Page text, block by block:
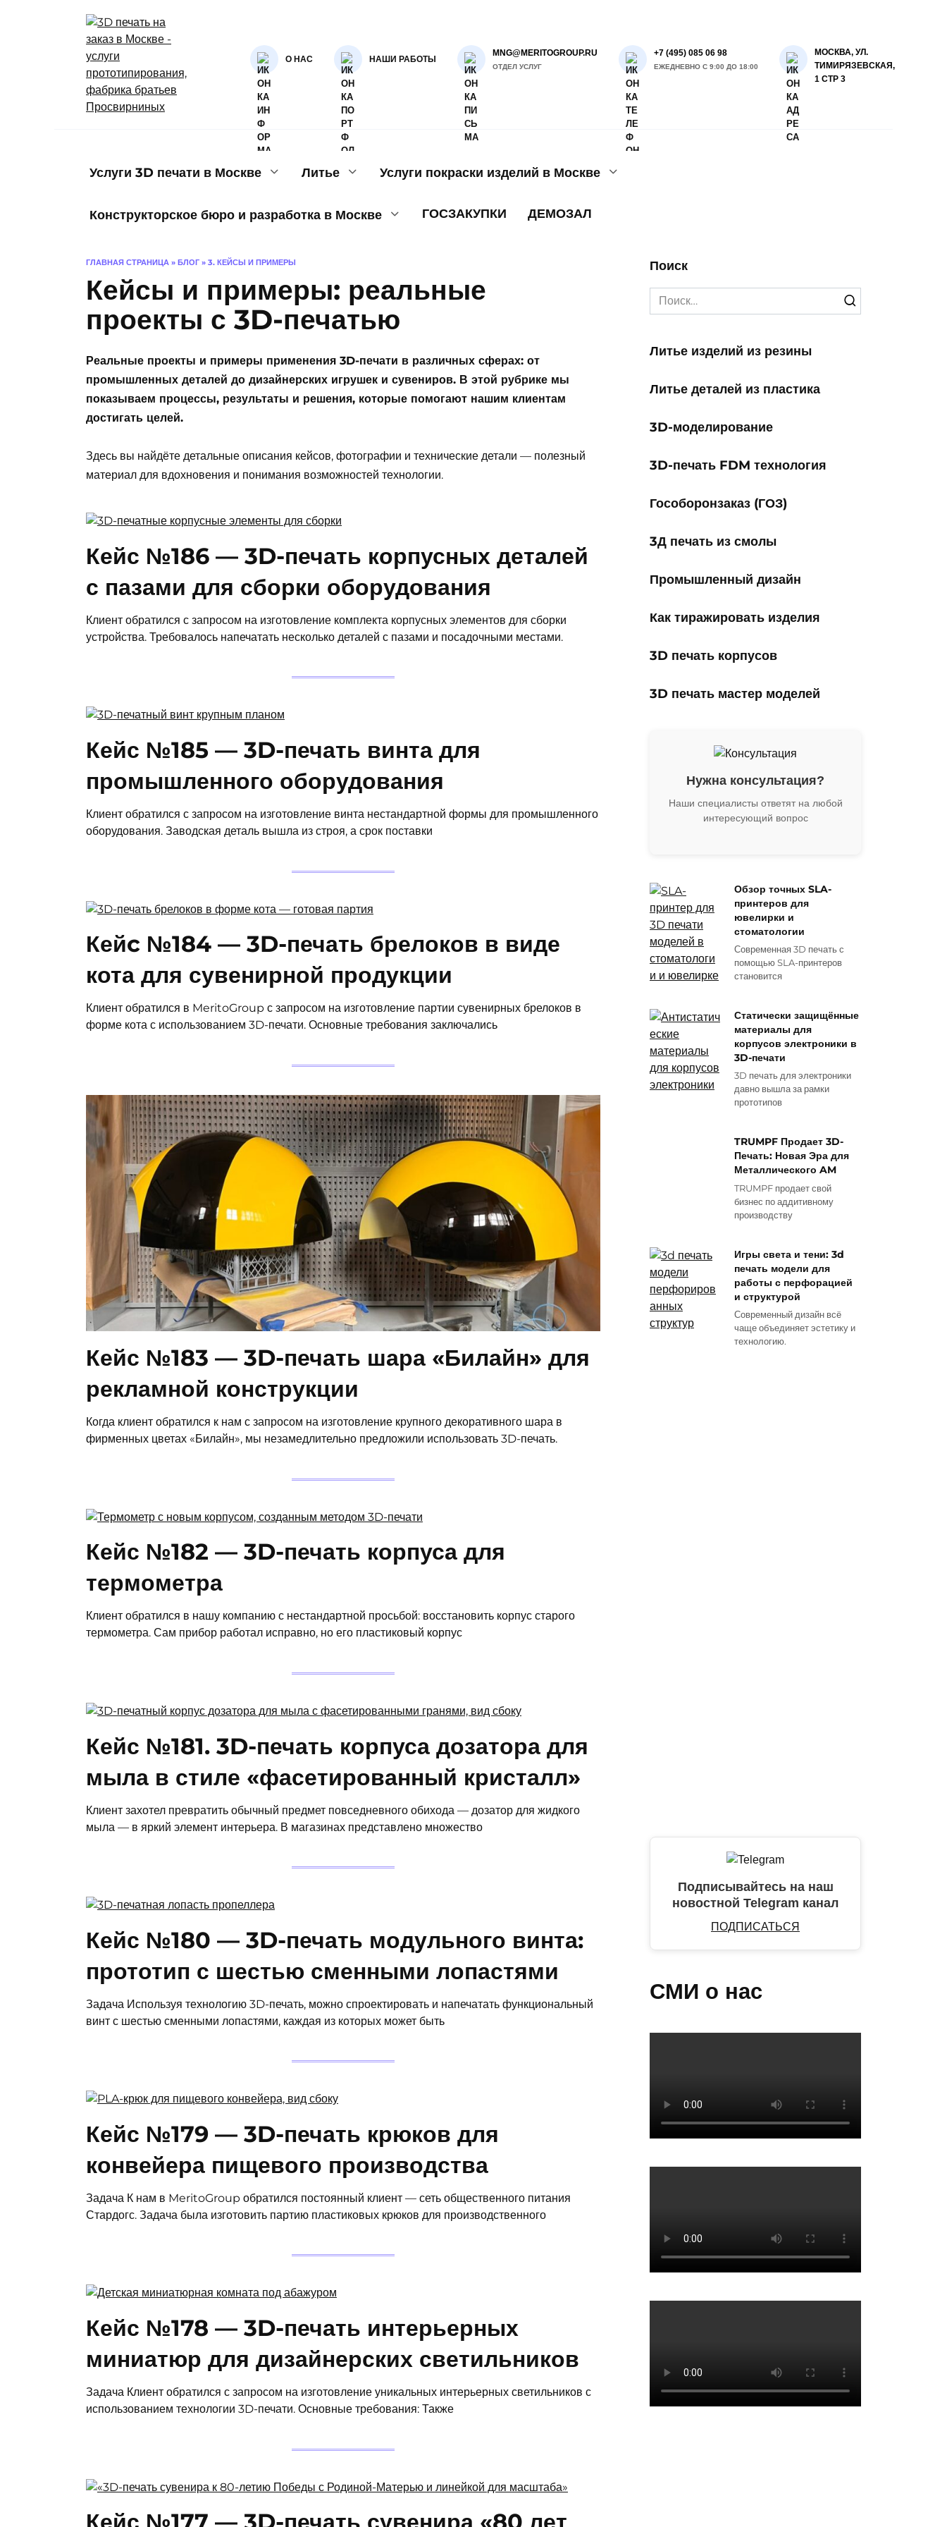
О НАС НАШИ РАБОТЫ
MNG@MERITOGROUP.RU
ОТДЕЛ УСЛУГ
+7 (495) 085 06 98
ЕЖЕДНЕВНО С 9:00 ДО 18:00
МОСКВА, УЛ.
ТИМИРЯЗЕВСКАЯ,
1 СТР 3
Услуги 3D печати в Москве Литье Услуги покраски изделий в Москве
Конструкторское бюро и разработка в Москве ГОСЗАКУПКИ ДЕМОЗАЛ
ГЛАВНАЯ СТРАНИЦА » БЛОГ » 3. КЕЙСЫ И ПРИМЕРЫ
Кейсы и примеры: реальные
проекты с 3D-печатью
Реальные проекты и примеры применения 3D-печати в различных сферах: от
промышленных деталей до дизайнерских игрушек и сувениров. В этой рубрике мы
показываем процессы, результаты и решения, которые помогают нашим клиентам
достигать целей.
Здесь вы найдёте детальные описания кейсов, фотографии и технические детали — полезный
материал для вдохновения и понимания возможностей технологии.
Кейс №186 — 3D-печать корпусных деталей
с пазами для сборки оборудования
Клиент обратился с запросом на изготовление комплекта корпусных элементов для сборки
устройства. Требовалось напечатать несколько деталей с пазами и посадочными местами.
Кейс №185 — 3D-печать винта для
промышленного оборудования
Клиент обратился с запросом на изготовление винта нестандартной формы для промышленного
оборудования. Заводская деталь вышла из строя, а срок поставки
Кейc №184 — 3D-печать брелоков в виде
кота для сувенирной продукции
Клиент обратился в MeritoGroup с запросом на изготовление партии сувенирных брелоков в
форме кота с использованием 3D-печати. Основные требования заключались
Кейс №183 — 3D-печать шара «Билайн» для
рекламной конструкции
Когда клиент обратился к нам с запросом на изготовление крупного декоративного шара в
фирменных цветах «Билайн», мы незамедлительно предложили использовать 3D-печать.
Кейс №182 — 3D-печать корпуса для
термометра
Клиент обратился в нашу компанию с нестандартной просьбой: восстановить корпус старого
термометра. Сам прибор работал исправно, но его пластиковый корпус
Кейс №181. 3D-печать корпуса дозатора для
мыла в стиле «фасетированный кристалл»
Клиент захотел превратить обычный предмет повседневного обихода — дозатор для жидкого
мыла — в яркий элемент интерьера. В магазинах представлено множество
Кейс №180 — 3D-печать модульного винта:
прототип с шестью сменными лопастями
Задача Используя технологию 3D-печать, можно спроектировать и напечатать функциональный
винт с шестью сменными лопастями, каждая из которых может быть
Кейс №179 — 3D-печать крюков для
конвейера пищевого производства
Задача К нам в MeritoGroup обратился постоянный клиент — сеть общественного питания
Стардогс. Задача была изготовить партию пластиковых крюков для производственного
Кейс №178 — 3D-печать интерьерных
миниатюр для дизайнерских светильников
Задача Клиент обратился с запросом на изготовление уникальных интерьерных светильников с
использованием технологии 3D-печати. Основные требования: Также
Поиск
Search
for:
Литье изделий из резины
Литье деталей из пластика
3D-моделирование
3D-печать FDM технология
Гособоронзаказ (ГОЗ)
3Д печать из смолы
Промышленный дизайн
Как тиражировать изделия
3D печать корпусов
3D печать мастер моделей
Нужна консультация?
Наши специалисты ответят на любой
интересующий вопрос
Обзор точных SLA-
принтеров для
ювелирки и
стоматологии
Современная 3D печать с
помощью SLA-принтеров
становится
Статически защищённые
материалы для
корпусов электроники в
3D-печати
3D печать для электроники
давно вышла за рамки
прототипов
TRUMPF Продает 3D-
Печать: Новая Эра для
Металлического AM
TRUMPF продает свой
бизнес по аддитивному
производству
Игры света и тени: 3d
печать модели для
работы с перфорацией
и структурой
Современный дизайн всё
чаще объединяет эстетику и
технологию.
Подписывайтесь на наш
новостной Telegram канал
ПОДПИСАТЬСЯ
СМИ о нас